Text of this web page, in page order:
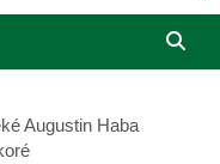
Augustin Haba